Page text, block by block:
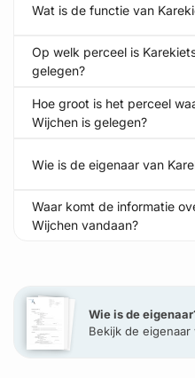
Wat is de functie van
Op welk perceel is
gelegen?
Hoe groot is het perceel
Wijchen is gelegen?
Wie is de eigenaar van
Waar komt de informatie
Wijchen vandaan?
Wie is de
Bekijk de eigenaar